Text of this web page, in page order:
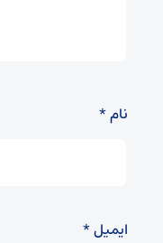
نام*
ایمیل*